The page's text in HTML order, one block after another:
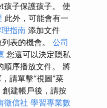
孩子保護孩子。 使
此外，可能會有一
指南 添加文件
表的機會。 公司
您還可以決定隱私
順序播放文件。 將
請單擊“視圖”菜
建帳戶後，請按
徵信社 學習專業數